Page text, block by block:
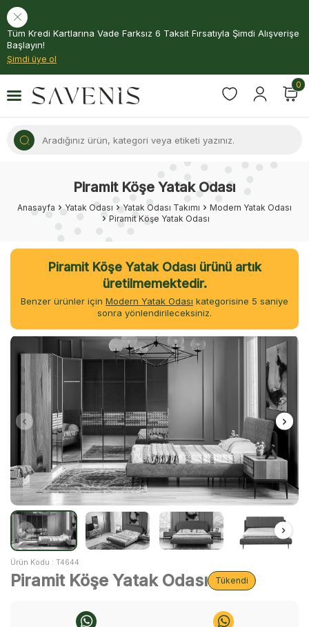
Tüm Kredi Kartlarına Vade Farksız 6 Taksit Fırsatıyla Şimdi Alışverişe
Başlayın!
Şimdi üye ol
0
Piramit Köşe Yatak Odası
Anasayfa Yatak Odası Yatak Odası Takımı
Modern Yatak Odası
Piramit Köşe Yatak Odası
Piramit Köşe Yatak Odası ürünü artık
üretilmemektedir.
Benzer ürünler için Modern Yatak Odası kategorisine 4 saniye
sonra yönlendirileceksiniz.
Ürün Kodu : T4644
Piramit Köşe Yatak Odası Tükendi